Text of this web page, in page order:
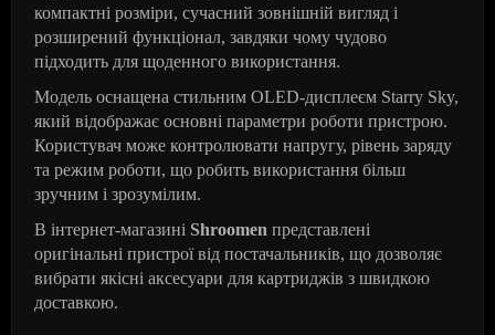
компактні розміри, сучасний зовнішній вигляд і
розширений функціонал, завдяки чому чудово
підходить для щоденного використання.
Модель оснащена стильним OLED-дисплеєм Starry Sky,
який відображає основні параметри роботи пристрою.
Користувач може контролювати напругу, рівень заряду
та режим роботи, що робить використання більш
зручним і зрозумілим.
В інтернет-магазині Shroomen представлені
оригінальні пристрої від постачальників, що дозволяє
вибрати якісні аксесуари для картриджів з швидкою
доставкою.